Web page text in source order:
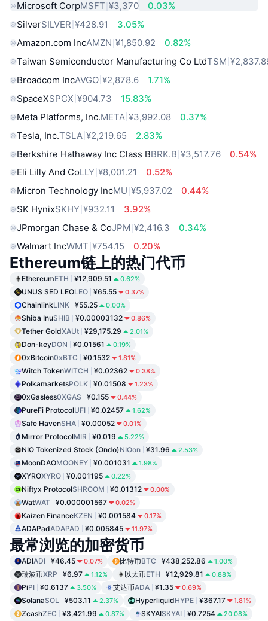
Microsoft CorpMSFT ¥3,370
0.03%
SilverSILVER ¥428.91
3.05%
Amazon.com IncAMZN ¥1,850.92
0.82%
Taiwan Semiconductor Manufacturing Co LtdTSM
Broadcom IncAVGO ¥2,878.6
1.71%
SpaceXSPCX ¥904.73
15.83%
Meta Platforms, Inc.META ¥3,992.08
0.37%
Tesla, Inc.TSLA ¥2,219.65
2.83%
Berkshire Hathaway Inc Class BBRK.B ¥3,517.76
0.54%
Eli Lilly And CoLLY ¥8,001.21
0.52%
Micron Technology IncMU ¥5,937.02
0.44%
SK HynixSKHY ¥932.11
3.92%
JPmorgan Chase & CoJPM ¥2,416.3
0.34%
Walmart IncWMT ¥754.15 0.20%
Ethereum链上的热门代币
EthereumETH ¥12,909.51 0.62%
UNUS SED LEOLEO ¥65.55 0.37%
ChainlinkLINK ¥55.25 0.00%
Shiba InuSHIB ¥0.00003132 0.86%
Tether GoldXAUt ¥29,175.29 2.01%
Don-keyDON ¥0.01561 0.19%
0xBitcoin0xBTC ¥0.1532 1.81%
Witch TokenWITCH ¥0.02362 0.38%
PolkamarketsPOLK ¥0.01508 1.23%
0xGasless0XGAS ¥0.155 0.44%
PureFi ProtocolUFI ¥0.02457 1.62%
Safe HavenSHA ¥0.00052 0.01%
Mirror ProtocolMIR ¥0.019 5.22%
NIO Tokenized Stock (Ondo)NIOon ¥31.96 2.53%
MoonDAOMOONEY ¥0.001031 1.98%
XYROXYRO ¥0.001195 0.22%
Niftyx ProtocolSHROOM ¥0.01312 0.00%
WatWAT ¥0.000001567 0.02%
Kaizen FinanceKZEN ¥0.001584 0.17%
ADAPadADAPAD ¥0.005845 11.97%
最常浏览的加密货币
ADIADI ¥46.45 0.07% 比特币BTC ¥438,252.86 1.00%
瑞波币XRP ¥6.97 1.12% 以太币ETH ¥12,929.81 0.88%
PiPI ¥0.6137 3.50% 艾达币ADA ¥1.35 0.69%
SolanaSOL ¥503.11 2.37% HyperliquidHYPE ¥367.17 1.81%
ZcashZEC ¥3,421.99 0.87% SKYAISKYAI ¥0.7254 20.08%